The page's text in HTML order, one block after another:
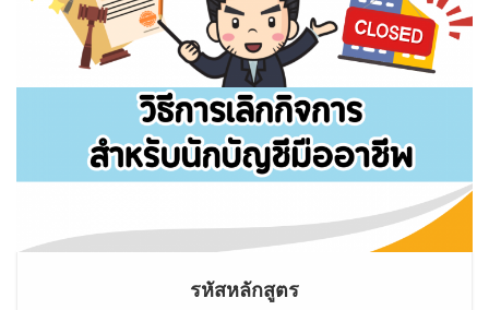
รหัสหลักสูตร